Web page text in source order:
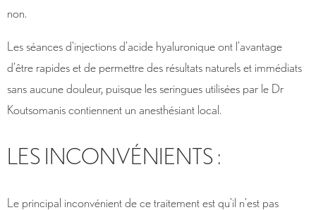
non.
Les séances d’injections d’acide hyaluronique ont l’avantage
d’être rapides et de permettre des résultats naturels et immédiats
sans aucune douleur, puisque les seringues utilisées par le Dr
Koutsomanis contiennent un anesthésiant local.
LES INCONVÉNIENTS :
Le principal inconvénient de ce traitement est qu’il n’est pas